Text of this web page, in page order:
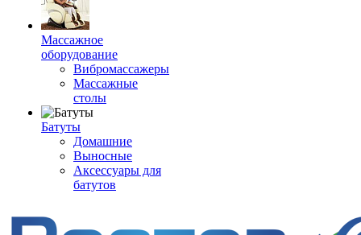
Массажное
оборудование
Вибромассажеры
Массажные
столы
Батуты
Домашние
Выносные
Аксессуары для
батутов